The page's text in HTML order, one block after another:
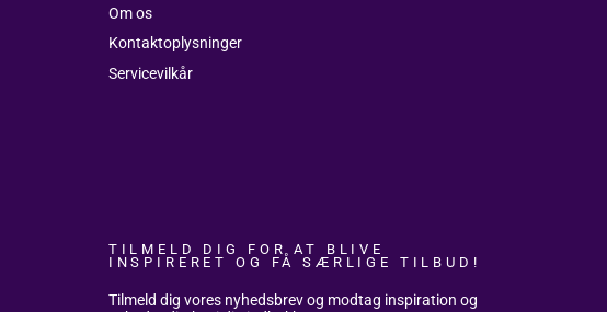
Om os
Kontaktoplysninger
Servicevilkår
TILMELD DIG FOR AT BLIVE
INSPIRERET OG FÅ SÆRLIGE TILBUD!
Tilmeld dig vores nyhedsbrev og modtag inspiration og